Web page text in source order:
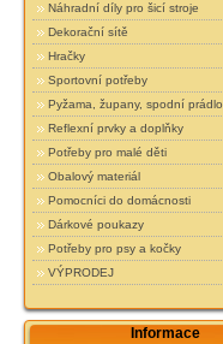
Náhradní díly pro šicí stroje
Dekorační sítě
Hračky
Sportovní potřeby
Pyžama, župany, spodní prádlo
Reflexní prvky a doplňky
Potřeby pro malé děti
Obalový materiál
Pomocníci do domácnosti
Dárkové poukazy
Potřeby pro psy a kočky
VÝPRODEJ
Informace